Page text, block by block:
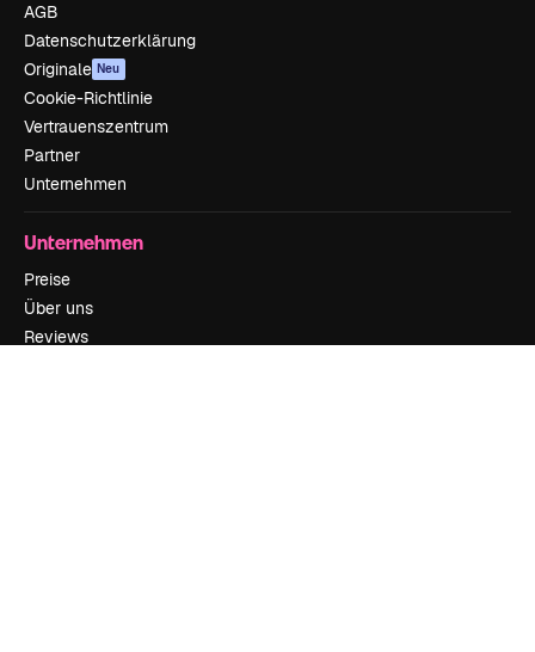
AGB
Datenschutzerklärung
Originale Neu
Cookie-Richtlinie
Vertrauenszentrum
Partner
Unternehmen
Unternehmen
Preise
Über uns
Reviews